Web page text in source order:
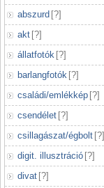
abszurd [?]
akt [?]
állatfotók [?]
barlangfotók [?]
családi/emlékkép [?]
csendélet [?]
csillagászat/égbolt [?]
digit. illusztráció [?]
divat [?]